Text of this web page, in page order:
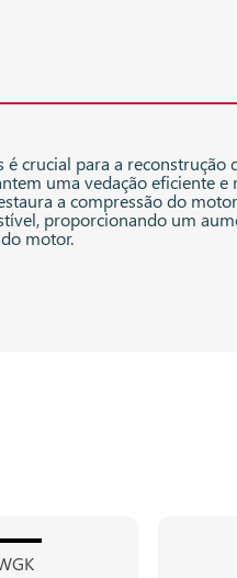
crucial para a reconstrução
uma vedação eficiente e
a compressão do
proporcionando um
motor.